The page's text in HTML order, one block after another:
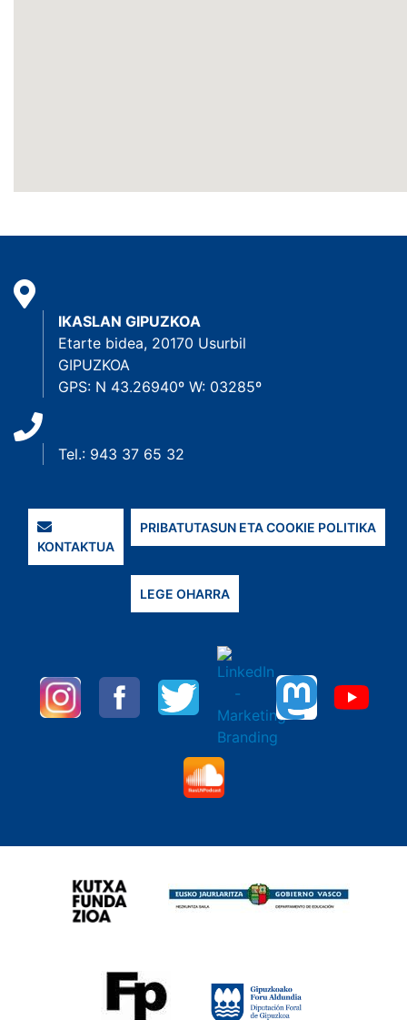
IKASLAN GIPUZKOA
Etarte bidea, 20170 Usurbil
GIPUZKOA
GPS: N 43.26940º W: 03285º
Tel.: 943 37 65 32
KONTAKTUA
PRIBATUTASUN ETA COOKIE POLITIKA
LEGE OHARRA